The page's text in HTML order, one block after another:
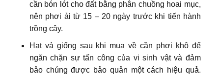
cần bón lót cho đất bằng phân chuồng hoai mục,
nên phơi ải từ 15 – 20 ngày trước khi tiến hành
trồng cây.
Hạt vả giống sau khi mua về cần phơi khô để
ngăn chặn sự tấn công của vi sinh vật và đảm
bảo chúng được bảo quản một cách hiệu quả.